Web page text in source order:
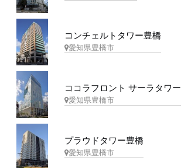
コンチェルトタワー豊橋
愛知県豊橋市
ココラフロント サーラタワー
愛知県豊橋市
プラウドタワー豊橋
愛知県豊橋市